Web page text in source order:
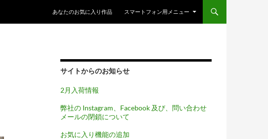
あなたのお気に入り作品
スマートフォン用メニュー
サイトからのお知らせ
2月入荷情報
弊社の Instagram、Facebook 及び、問い合わせ
メールの閉鎖について
お気に入り機能の追加